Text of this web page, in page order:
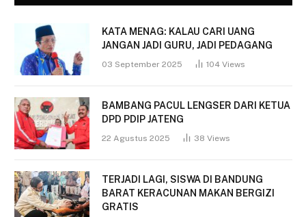
KATA MENAG: KALAU CARI UANG
JANGAN JADI GURU, JADI PEDAGANG
03 September 2025 104 Views
BAMBANG PACUL LENGSER DARI KETUA
DPD PDIP JATENG
22 Agustus 2025 38 Views
TERJADI LAGI, SISWA DI BANDUNG
BARAT KERACUNAN MAKAN BERGIZI
GRATIS